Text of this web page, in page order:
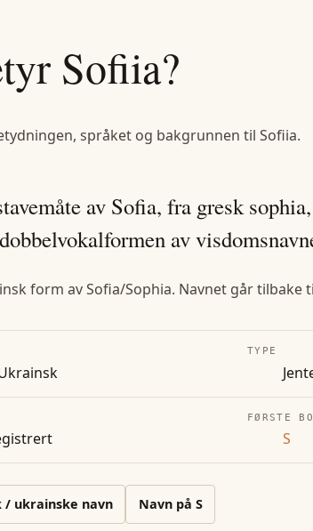
Sofiia?
språket og bakgrunnen til Sofiia.
av Sofia, fra gresk
av
form av Sofia/Sophia. Navnet går tilbake
TYPE
FØRSTE
S
/ ukrainske navn Navn på S